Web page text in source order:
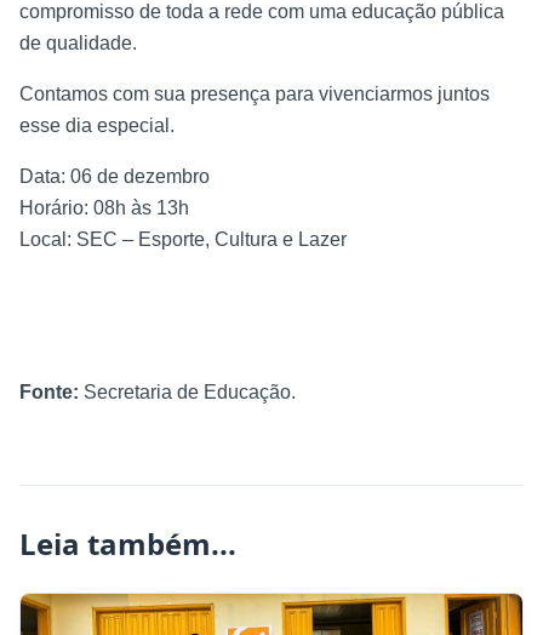
compromisso de toda a rede com uma educação pública
de qualidade.
Contamos com sua presença para vivenciarmos juntos
esse dia especial.
Data: 06 de dezembro
Horário: 08h às 13h
Local: SEC – Esporte, Cultura e Lazer
Fonte: Secretaria de Educação.
Leia também...